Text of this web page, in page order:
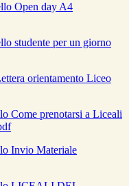
Open day A4
studente per un giorno
orientamento Liceo
Come prenotarsi a Liceali
Invio Materiale